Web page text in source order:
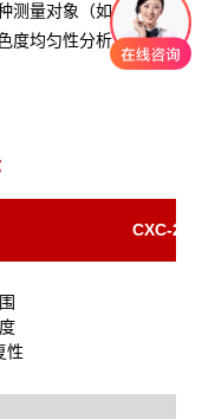
测量对象（如异形
度均匀性分析功能，
CXC-
性